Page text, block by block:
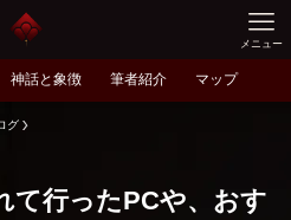
メニュー
神話と象徴 筆者紹介 マップ
グ
て行ったPCや、おす